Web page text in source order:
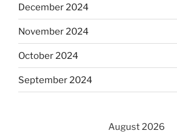
December 2024
November 2024
October 2024
September 2024
August 2026